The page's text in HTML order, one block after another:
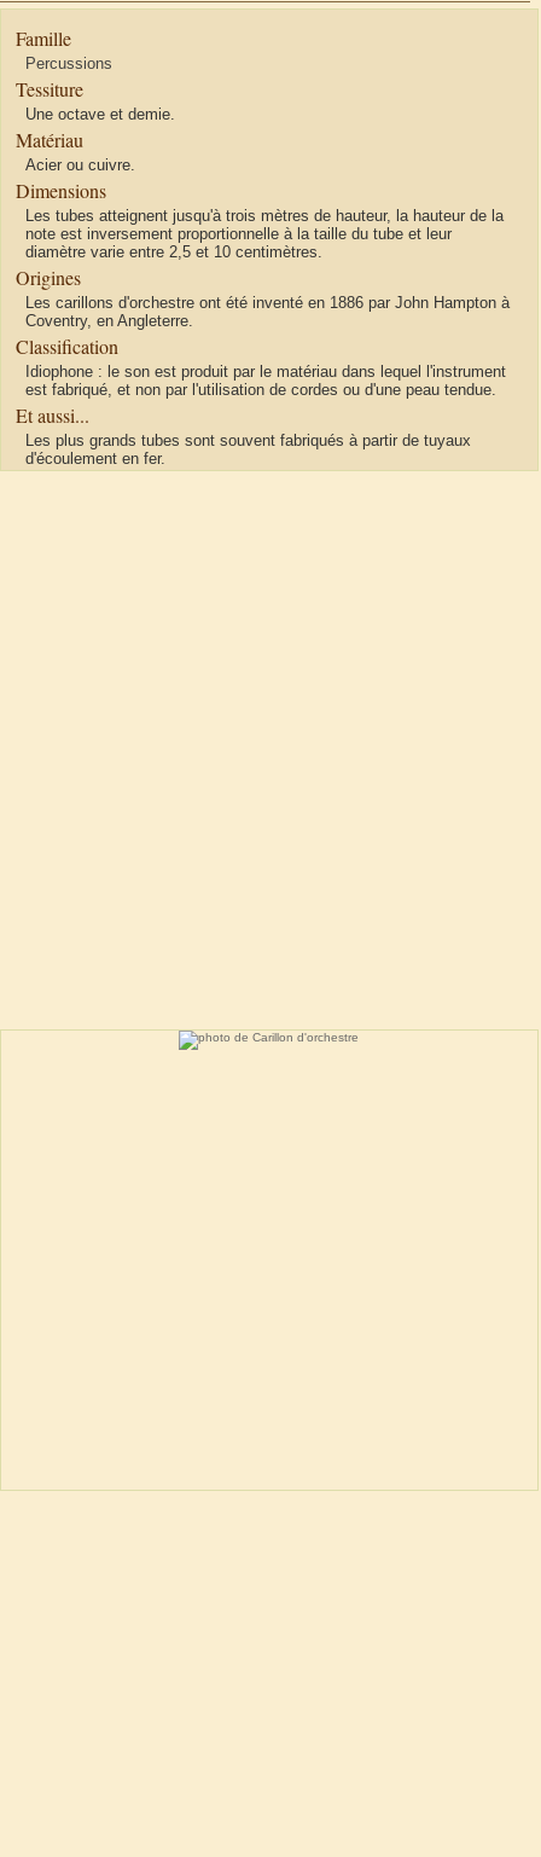
Famille
Percussions
Tessiture
Une octave et demie.
Matériau
Acier ou cuivre.
Dimensions
Les tubes atteignent jusqu'à trois mètres de hauteur, la hauteur de la
note est inversement proportionnelle à la taille du tube et leur
diamètre varie entre 2,5 et 10 centimètres.
Origines
Les carillons d'orchestre ont été inventé en 1886 par John Hampton à
Coventry, en Angleterre.
Classification
Idiophone : le son est produit par le matériau dans lequel l'instrument
est fabriqué, et non par l'utilisation de cordes ou d'une peau tendue.
Et aussi...
Les plus grands tubes sont souvent fabriqués à partir de tuyaux
d'écoulement en fer.